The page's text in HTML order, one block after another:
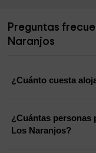
Preguntas
Naranjos
¿Cuánto cuesta
¿Cuántas personas
Los Naranjos?